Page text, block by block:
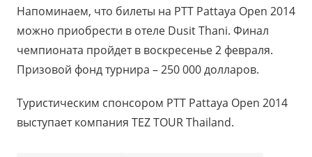
Напоминаем, что билеты на PTT Pattaya Open 2014
можно приобрести в отеле Dusit Thani. Финал
чемпионата пройдет в воскресенье 2 февраля.
Призовой фонд турнира – 250 000 долларов.
Туристическим спонсором PTT Pattaya Open 2014
выступает компания TEZ TOUR Thailand.